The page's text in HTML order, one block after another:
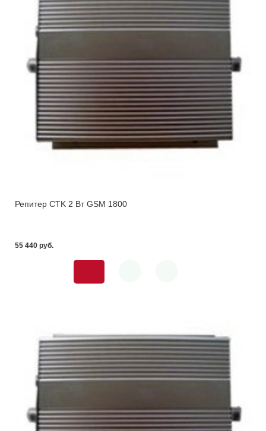
Репитер CTK 2 Вт GSM 1800
55 440 pуб.